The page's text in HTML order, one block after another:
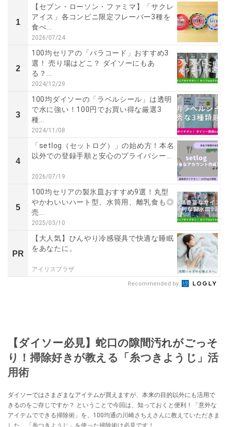
1
【セブン・ローソン・ファミマ】「サクレ
アイス」各コンビニ限定フレーバー3種を
食べ...
2026/07/24
2
100均セリアの「パラコード」おすすめ3
選！ 売り場はどこ？ ダイソーにもあ
る？...
2024/12/29
3
100均ダイソーの「ラベルシール」は透明
で水に強い！100円でお買い得な厳選3
種...
2024/11/08
4
「setlog（セットログ）」の始め方！本名
以外での登録手順と安心のプライバシー...
2026/07/19
5
100均セリアの製氷皿おすすめ9選！丸型
やかわいいハート型、水筒用、離乳食も◎
売...
2025/03/10
PR
【大人気】ひんやり冷感寝具で快適な睡眠
をあなたに。
アイリスプラザ
Recommended by
【ダイソー必見】蛇口の隙間汚れがごっそ
り！掃除好きが教える「糸つきようじ」活
用術
ダイソーではさまざまなアイテムが買えますが、本来の目的以外にも活用で
きるのをご存じですか？ ということで今回は、知っておくと便利！「意外な
アイテムでできる掃除術」を、100均通の川崎さちえさんに教えていただきま
した。「糸つきようじ」を使った掃除術は必見です！